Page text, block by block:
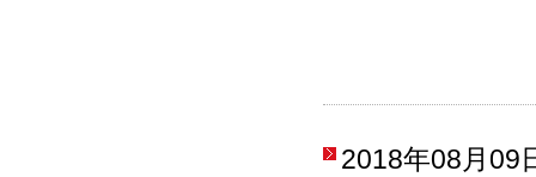
2018年08月09